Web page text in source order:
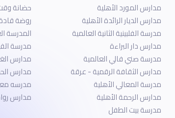
مدارس المورد الأهلية
مدارس الديار الرائدة الأهلية
مدرسة الفلبينية الثانية العالمية
مدارس دار البراءة
مدرسة صني فالي العالمية
مدارس الثقافة الرقمية - عرقة
مدرسة المعالي الأهلية
مدارس الرحمة الأهلية
مدرسة بيت الطفل
حضانة وقت
روضة
المدرسة
مدرسة
مدارس
مدارس
مدرسه
مدارس